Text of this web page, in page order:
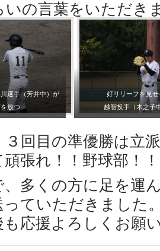
いの言葉をいただき
選手（芳井中）が
放つ
好リリーフを見せ
越智投手（木之子
３回目の準優勝は立
頑張れ！！野球部！
、多くの方に足を運
っていただきました
も応援よろしくお願